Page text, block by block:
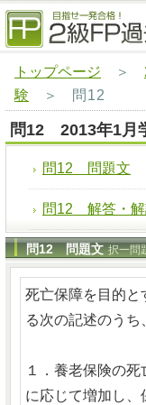
トップページ ＞
験 ＞ 問12
問12 2013年1月
問12 問題文
問12 解答・解
問12 問題文 択一問
死亡保障を目的と
る次の記述のうち
１．養老保険の
に応じて増加し